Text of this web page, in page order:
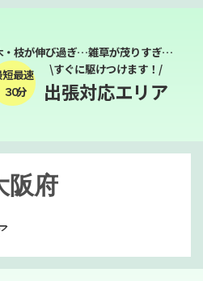
・枝が伸び過ぎ…雑草が茂りすぎ…
最速
３０分
\すぐに駆けつけます！/
出張対応エリア
阪府